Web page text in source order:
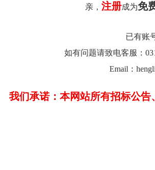
亲， 注册成为免
已有账
如有问题请致电客服：
Email：
我们承诺：本网站所有招标公